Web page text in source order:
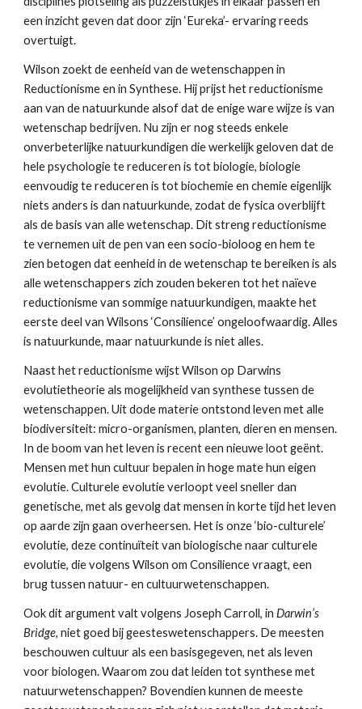
een inzicht geven dat door zijn ‘Eureka’- ervaring reeds
overtuigt.
Wilson zoekt de eenheid van de wetenschappen in
Reductionisme en in Synthese. Hij prijst het reductionisme
aan van de natuurkunde alsof dat de enige ware wijze is van
wetenschap bedrijven. Nu zijn er nog steeds enkele
onverbeterlijke natuurkundigen die werkelijk geloven dat de
hele psychologie te reduceren is tot biologie, biologie
eenvoudig te reduceren is tot biochemie en chemie eigenlijk
niets anders is dan natuurkunde, zodat de fysica overblijft
als de basis van alle wetenschap. Dit streng reductionisme
te vernemen uit de pen van een socio-bioloog en hem te
zien betogen dat eenheid in de wetenschap te bereiken is als
alle wetenschappers zich zouden bekeren tot het naïeve
reductionisme van sommige natuurkundigen, maakte het
eerste deel van Wilsons ‘Consilience’ ongeloofwaardig. Alles
is natuurkunde, maar natuurkunde is niet alles.
Naast het reductionisme wijst Wilson op Darwins
evolutietheorie als mogelijkheid van synthese tussen de
wetenschappen. Uit dode materie ontstond leven met alle
biodiversiteit: micro-organismen, planten, dieren en mensen.
In de boom van het leven is recent een nieuwe loot geënt.
Mensen met hun cultuur bepalen in hoge mate hun eigen
evolutie. Culturele evolutie verloopt veel sneller dan
genetische, met als gevolg dat mensen in korte tijd het leven
op aarde zijn gaan overheersen. Het is onze ‘bio-culturele’
evolutie, deze continuïteit van biologische naar culturele
evolutie, die volgens Wilson om Consilience vraagt, een
brug tussen natuur- en cultuurwetenschappen.
Ook dit argument valt volgens Joseph Carroll, in Darwin’s
Bridge, niet goed bij geesteswetenschappers. De meesten
beschouwen cultuur als een basisgegeven, net als leven
voor biologen. Waarom zou dat leiden tot synthese met
natuurwetenschappen? Bovendien kunnen de meeste